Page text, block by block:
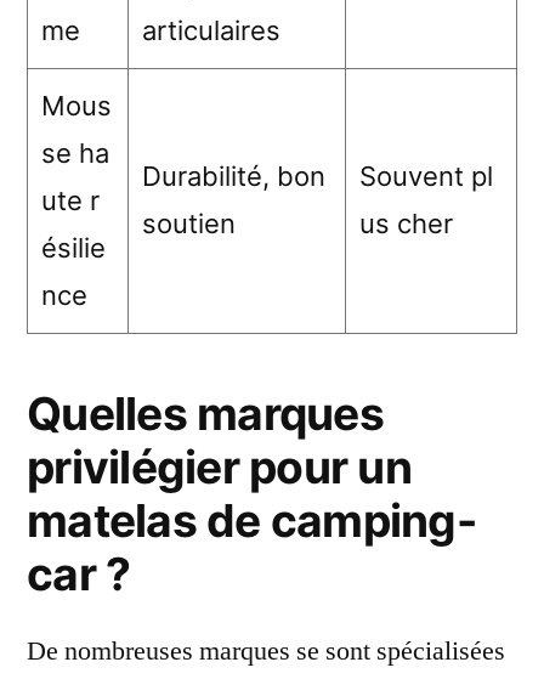
me
articulaires
Mous
se ha
ute r
ésilie
nce
Durabilité, bon
soutien
Souvent pl
us cher
Quelles marques
privilégier pour un
matelas de camping-
car ?
De nombreuses marques se sont spécialisées